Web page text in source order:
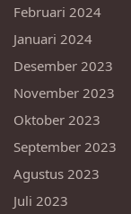
Februari 2024
Januari 2024
Desember 2023
November 2023
Oktober 2023
September 2023
Agustus 2023
Juli 2023